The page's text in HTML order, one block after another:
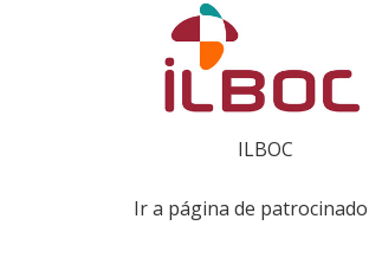
ILBOC
Ir a página de